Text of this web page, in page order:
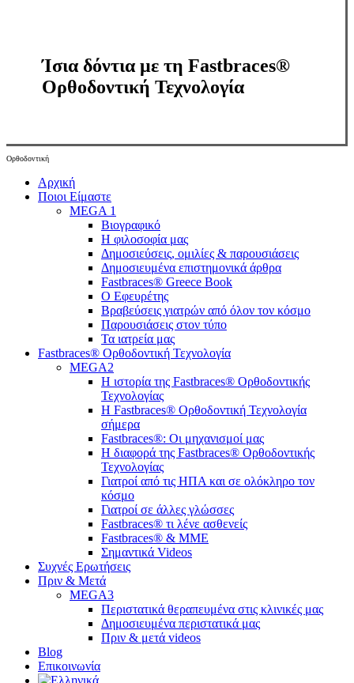
Ίσια δόντια με τη Fastbraces®
Ορθοδοντική Τεχνολογία
Ορθοδοντική
Close
Menu
Αρχική
Ποιοι Είμαστε
MEGA 1
Βιογραφικό
Η φιλοσοφία μας
Δημοσιεύσεις, ομιλίες & παρουσιάσεις
Δημοσιευμένα επιστημονικά άρθρα
Fastbraces® Greece Book
Ο Εφευρέτης
Bραβεύσεις γιατρών από όλον τον κόσμο
Παρουσιάσεις στον τύπο
Τα ιατρεία μας
Fastbraces® Ορθοδοντική Τεχνολογία
MEGA2
Η ιστορία της Fastbraces® Ορθοδοντικής
Τεχνολογίας
H Fastbraces® Ορθοδοντική Τεχνολογία
σήμερα
Fastbraces®: Οι μηχανισμοί μας
Η διαφορά της Fastbraces® Ορθοδοντικής
Τεχνολογίας
Γιατροί από τις ΗΠΑ και σε ολόκληρο τον
κόσμο
Γιατροί σε άλλες γλώσσες
Fastbraces® τι λένε ασθενείς
Fastbraces® & ΜΜΕ
Σημαντικά Videos
Συχνές Ερωτήσεις
Πριν & Μετά
MEGA3
Περιστατικά θεραπευμένα στις κλινικές μας
Δημοσιευμένα περιστατικά μας
Πριν & μετά videos
Blog
Επικοινωνία